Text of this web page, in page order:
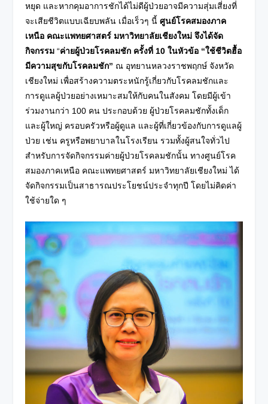
หยุด และหากคุมอาการชักได้ไม่ดีผู้ป่วยอาจมีความสุ่มเสี่ยงที่
จะเสียชีวิตแบบเฉียบพลัน เมื่อเร็วๆ นี้ศูนย์โรคสมองภาค
เหนือ คณะแพทยศาสตร์ มหาวิทยาลัยเชียงใหม่ จึงได้จัด
กิจกรรม “ค่ายผู้ป่วยโรคลมชัก ครั้งที่ 10 ในหัวข้อ “ใช้ชีวิตฮื้อ
มีความสุขกับโรคลมชัก” ณ อุทยานหลวงราชพฤกษ์ จังหวัด
เชียงใหม่ เพื่อสร้างความตระหนักรู้เกี่ยวกับโรคลมชักและ
การดูแลผู้ป่วยอย่างเหมาะสมให้กับคนในสังคม โดยมีผู้เข้า
ร่วมงานกว่า 100 คน ประกอบด้วย ผู้ป่วยโรคลมชักทั้งเด็ก
และผู้ใหญ่ ครอบครัวหรือผู้ดูแล และผู้ที่เกี่ยวข้องกับการดูแลผู้
ป่วย เช่น ครูหรือพยาบาลในโรงเรียน รวมทั้งผู้สนใจทั่วไป
สำหรับการจัดกิจกรรมค่ายผู้ป่วยโรคลมชักนั้น ทางศูนย์โรค
สมองภาคเหนือ คณะแพทยศาสตร์ มหาวิทยาลัยเชียงใหม่ ได้
จัดกิจกรรมเป็นสาธารณประโยชน์ประจำทุกปี โดยไม่คิดค่า
ใช้จ่ายใด ๆ